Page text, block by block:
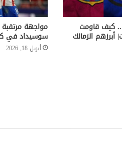
كيف قاومت
أبرزهم الزمالك
مواجهة مرتقبة
سوسيداد في
أبريل 18, 2026